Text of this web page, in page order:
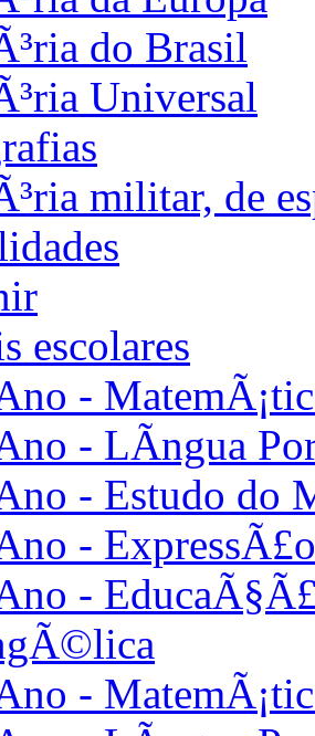
do Brasil
Universal
militar, de
escolares
-
- LÃ­ngua
- Estudo do
-
-
-